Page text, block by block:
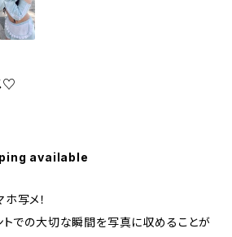
♡
available
写メ！
トでの大切な瞬間を写真に収めることが